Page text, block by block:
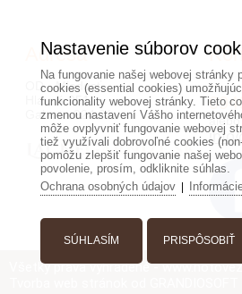
Adresa
OD - Mladosť
Hlavná 951
Galanta 924 01
Všetky práva vyhradené -
Nastavenie súborov
Na fungovanie našej webovej stránky
cookies (essential cookies)
funkcionality webovej stránky. Tieto
zmenou nastavení Vášho
môže ovplyvniť fungovanie webovej
tiež využívali dobrovoľné cookies
pomôžu zlepšiť fungovanie našej
povolenie, prosím, odkliknite súhlas.
Ochrana osobných údajov|
SÚHLASÍM PRISPÔSOBIŤ